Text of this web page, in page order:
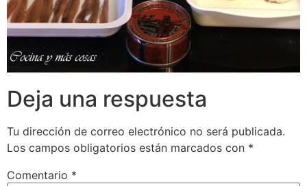
Deja una respuesta
Tu dirección de correo electrónico no será publicada.
Los campos obligatorios están marcados con *
Comentario *